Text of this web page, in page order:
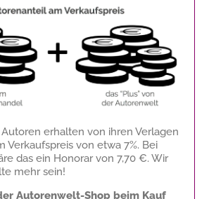
erhalten von ihren Verlagen
Verkaufspreis von etwa 7%. Bei
das ein Honorar von 7,70 €. Wir
mehr sein!
Autorenwelt-Shop beim Kauf